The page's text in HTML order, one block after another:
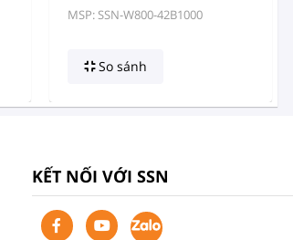
MSP: SSN-W800-42B1000
So sánh
KẾT NỐI VỚI SSN